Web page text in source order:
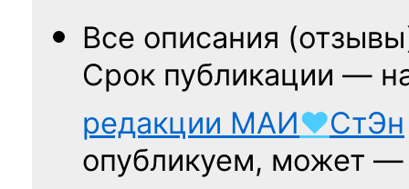
Все описания
Срок публикации —
редакции МАИ♥СтЭн
опубликуем, может